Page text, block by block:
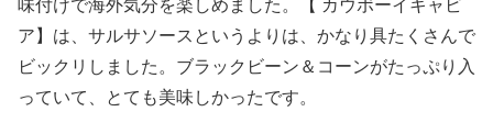
味付けで海外気分を楽しめました。【 カウボーイキャビ
ア】は、サルサソースというよりは、かなり具たくさんで
ビックリしました。ブラックビーン＆コーンがたっぷり入
っていて、とても美味しかったです。